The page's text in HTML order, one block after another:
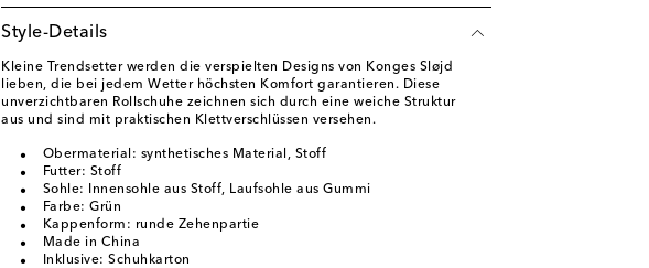
Style-Details
Kleine Trendsetter werden die verspielten Designs von Konges Sløjd
lieben, die bei jedem Wetter höchsten Komfort garantieren. Diese
unverzichtbaren Rollschuhe zeichnen sich durch eine weiche Struktur
aus und sind mit praktischen Klettverschlüssen versehen.
Obermaterial: synthetisches Material, Stoff
Futter: Stoff
Sohle: Innensohle aus Stoff, Laufsohle aus Gummi
Farbe: Grün
Kappenform: runde Zehenpartie
Made in China
Inklusive: Schuhkarton